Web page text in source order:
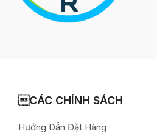
CÁC CHÍNH SÁCH
Hướng Dẫn Đặt Hàng